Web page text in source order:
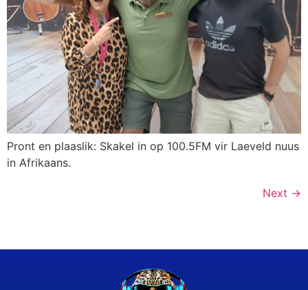
Pront en plaaslik: Skakel in op 100.5FM vir Laeveld nuus
in Afrikaans.
Next →